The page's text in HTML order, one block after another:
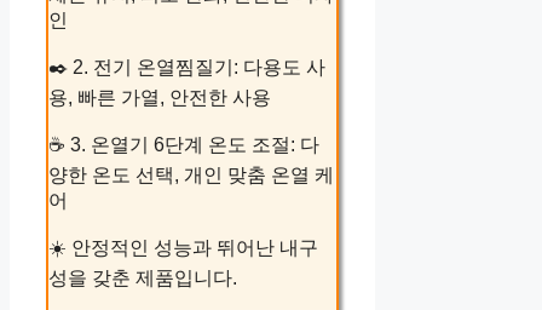
인
✒️ 2. 전기 온열찜질기: 다용도 사
용, 빠른 가열, 안전한 사용
☕ 3. 온열기 6단계 온도 조절: 다
양한 온도 선택, 개인 맞춤 온열 케
어
☀️ 안정적인 성능과 뛰어난 내구
성을 갖춘 제품입니다.